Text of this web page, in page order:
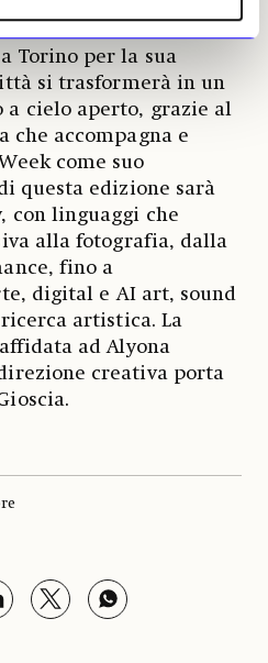
Torino per la sua
si trasformerà in un
a cielo aperto, grazie al
che accompagna e
come suo
questa edizione sarà
con linguaggi che
alla fotografia, dalla
fino a
digital e AI art, sound
artistica. La
ad Alyona
creativa porta